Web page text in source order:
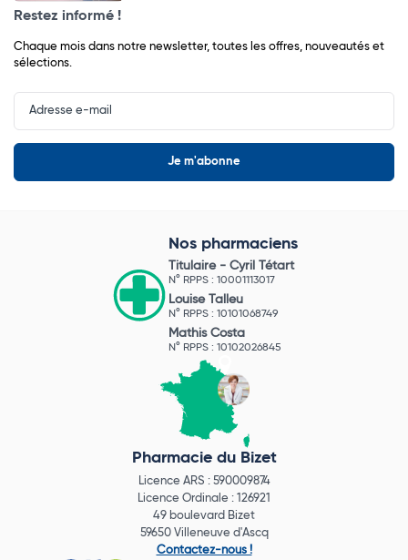
Restez informé !
Chaque mois dans notre newsletter, toutes les offres, nouveautés et
sélections.
Input
Newsletter
Nos pharmaciens
Titulaire - Cyril Tétart
N° RPPS : 10001113017
Louise Talleu
N° RPPS : 10101068749
Mathis Costa
N° RPPS : 10102026845
Pharmacie du Bizet
Licence ARS : 590009874
Licence Ordinale : 126921
49 boulevard Bizet
59650 Villeneuve d'Ascq
Contactez-nous !